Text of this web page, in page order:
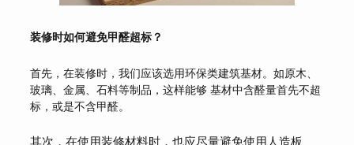
装修时如何避免甲醛超标？
首先，在装修时，我们应该选用环保类建筑基材。如原木、
玻璃、金属、石料等制品，这样能够 基材中含醛量首先不超
标，或是不含甲醛。
其次，在使用装修材料时，也应尽量避免使用人造板